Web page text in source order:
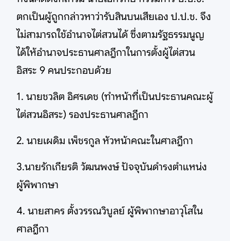
ตกเป็นผู้ถูกกล่าวหาว่ารับสินบนเสียเอง ป.ป.ช. จึง
ไม่สามารถใช้อำนาจไต่สวนได้ ซึ่งตามรัฐธรรมนูญ
ได้ให้อำนาจประธานศาลฎีกาในการตั้งผู้ไต่สวน
อิสระ 9 คนประกอบด้วย
1. นายชวลิต อิศรเดช (ทำหน้าที่เป็นประธานคณะผู้
ไต่สวนอิสระ) รองประธานศาลฎีกา
2. นายเผดิม เพ็ชรกูล หัวหน้าคณะในศาลฎีกา
3.นายรักเกียรติ วัฒนพงษ์ ปัจจุบันดำรงตำแหน่ง
ผู้พิพากษา
4. นายสาคร ตั้งวรรณวิบูลย์ ผู้พิพากษาอาวุโสใน
ศาลฎีกา